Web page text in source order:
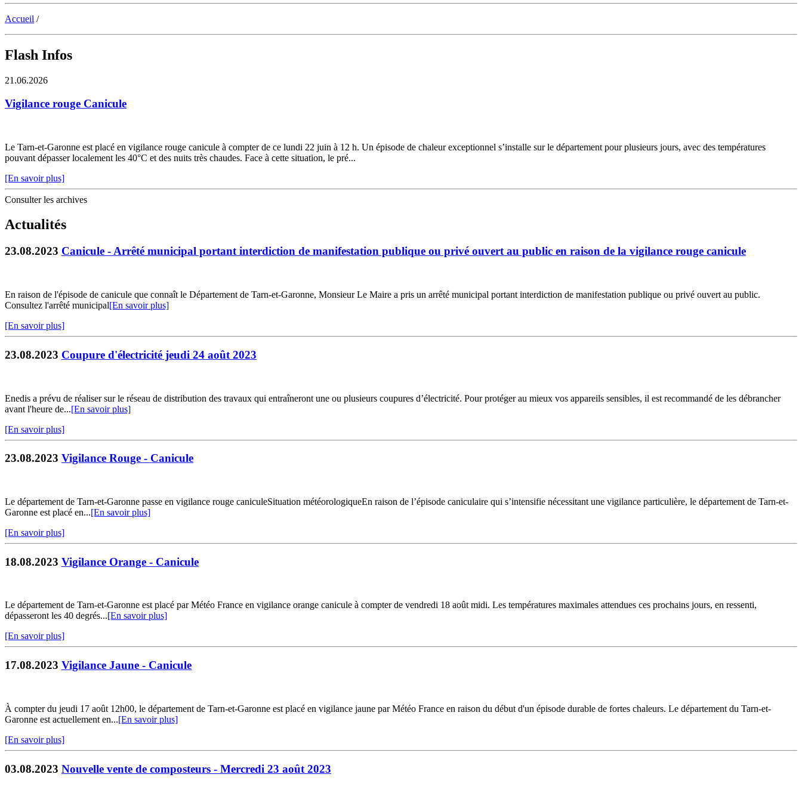
Accueil /
Flash Infos
21.06.2026
Vigilance rouge Canicule
Le Tarn-et-Garonne est placé en vigilance rouge canicule à compter de ce lundi 22 juin à 12 h. Un épisode de chaleur exceptionnel s’installe sur le département pour plusieurs jours, avec des températures
pouvant dépasser localement les 40°C et des nuits très chaudes. Face à cette situation, le pré...
[En savoir plus]
Consulter les archives
Actualités
23.08.2023 Canicule - Arrêté municipal portant interdiction de manifestation publique ou privé ouvert au public en raison de la vigilance rouge canicule
En raison de l'épisode de canicule que connaît le Département de Tarn-et-Garonne, Monsieur Le Maire a pris un arrêté municipal portant interdiction de manifestation publique ou privé ouvert au public.
Consultez l'arrêté municipal[En savoir plus]
[En savoir plus]
23.08.2023 Coupure d'électricité jeudi 24 août 2023
Enedis a prévu de réaliser sur le réseau de distribution des travaux qui entraîneront une ou plusieurs coupures d’électricité. Pour protéger au mieux vos appareils sensibles, il est recommandé de les débrancher
avant l'heure de...[En savoir plus]
[En savoir plus]
23.08.2023 Vigilance Rouge - Canicule
Le département de Tarn-et-Garonne passe en vigilance rouge caniculeSituation météorologiqueEn raison de l’épisode caniculaire qui s’intensifie nécessitant une vigilance particulière, le département de Tarn-et-
Garonne est placé en...[En savoir plus]
[En savoir plus]
18.08.2023 Vigilance Orange - Canicule
Le département de Tarn-et-Garonne est placé par Météo France en vigilance orange canicule à compter de vendredi 18 août midi. Les températures maximales attendues ces prochains jours, en ressenti,
dépasseront les 40 degrés...[En savoir plus]
[En savoir plus]
17.08.2023 Vigilance Jaune - Canicule
À compter du jeudi 17 août 12h00, le département de Tarn-et-Garonne est placé en vigilance jaune par Météo France en raison du début d'un épisode durable de fortes chaleurs. Le département du Tarn-et-
Garonne est actuellement en...[En savoir plus]
[En savoir plus]
03.08.2023 Nouvelle vente de composteurs - Mercredi 23 août 2023